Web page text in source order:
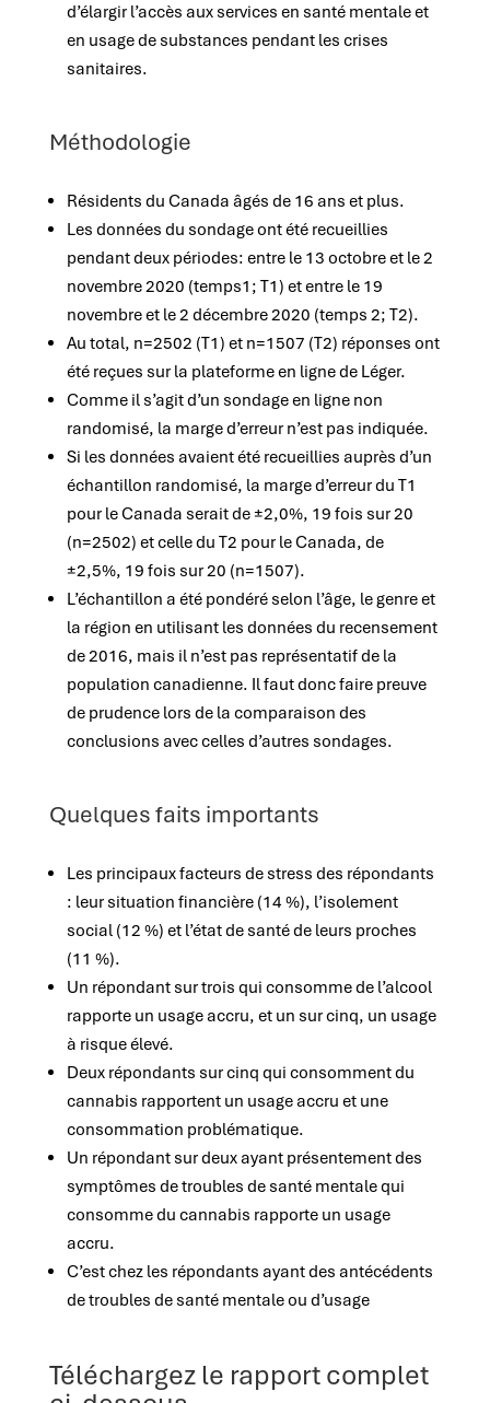
d’élargir l’accès aux services en santé mentale et
en usage de substances pendant les crises
sanitaires.
Méthodologie
Résidents du Canada âgés de 16 ans et plus.
Les données du sondage ont été recueillies
pendant deux périodes: entre le 13 octobre et le 2
novembre 2020 (temps1; T1) et entre le 19
novembre et le 2 décembre 2020 (temps 2; T2).
Au total, n=2502 (T1) et n=1507 (T2) réponses ont
été reçues sur la plateforme en ligne de Léger.
Comme il s’agit d’un sondage en ligne non
randomisé, la marge d’erreur n’est pas indiquée.
Si les données avaient été recueillies auprès d’un
échantillon randomisé, la marge d’erreur du T1
pour le Canada serait de ±2,0%, 19 fois sur 20
(n=2502) et celle du T2 pour le Canada, de
±2,5%, 19 fois sur 20 (n=1507).
L’échantillon a été pondéré selon l’âge, le genre et
la région en utilisant les données du recensement
de 2016, mais il n’est pas représentatif de la
population canadienne. Il faut donc faire preuve
de prudence lors de la comparaison des
conclusions avec celles d’autres sondages.
Quelques faits importants
Les principaux facteurs de stress des répondants
: leur situation financière (14 %), l’isolement
social (12 %) et l’état de santé de leurs proches
(11 %).
Un répondant sur trois qui consomme de l’alcool
rapporte un usage accru, et un sur cinq, un usage
à risque élevé.
Deux répondants sur cinq qui consomment du
cannabis rapportent un usage accru et une
consommation problématique.
Un répondant sur deux ayant présentement des
symptômes de troubles de santé mentale qui
consomme du cannabis rapporte un usage
accru.
C’est chez les répondants ayant des antécédents
de troubles de santé mentale ou d’usage
Téléchargez le rapport complet